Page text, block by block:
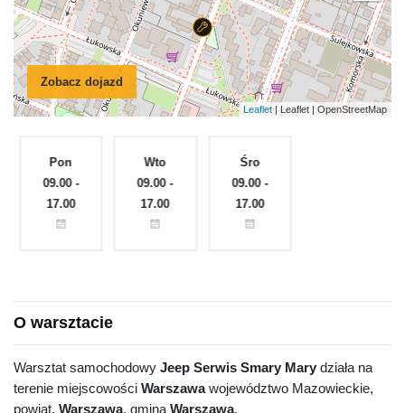
Zobacz dojazd
Leaflet | Leaflet | OpenStreetMap
Pon
09.00 -
17.00
Wto
09.00 -
17.00
Śro
09.00 -
17.00
O warsztacie
Warsztat samochodowy Jeep Serwis Smary Mary działa na
terenie miejscowości Warszawawojewództwo Mazowieckie,
powiat, Warszawa, gmina Warszawa.